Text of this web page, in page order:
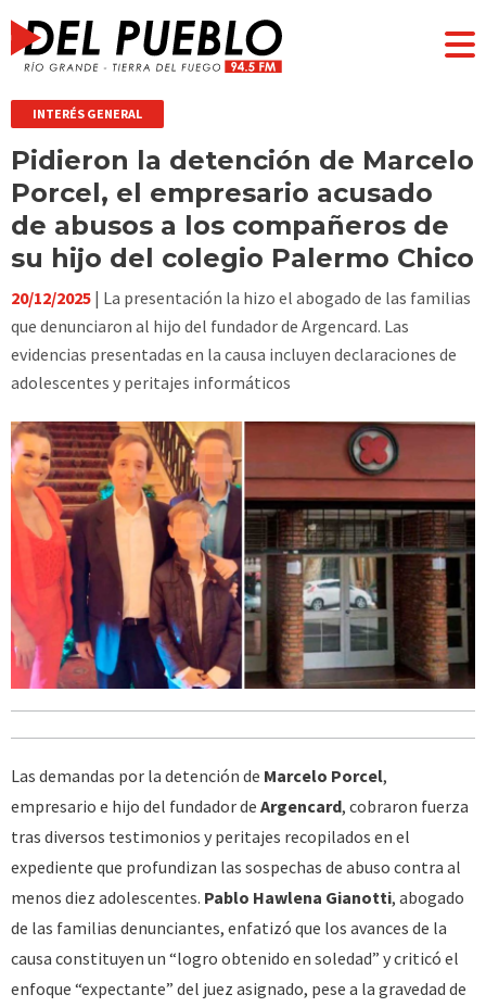
INTERÉS GENERAL
Pidieron la detención de Marcelo
Porcel, el empresario acusado
de abusos a los compañeros de
su hijo del colegio Palermo Chico
20/12/2025 | La presentación la hizo el abogado de las familias
que denunciaron al hijo del fundador de Argencard. Las
evidencias presentadas en la causa incluyen declaraciones de
adolescentes y peritajes informáticos
Las demandas por la detención de Marcelo Porcel,
empresario e hijo del fundador de Argencard, cobraron fuerza
tras diversos testimonios y peritajes recopilados en el
expediente que profundizan las sospechas de abuso contra al
menos diez adolescentes. Pablo Hawlena Gianotti, abogado
de las familias denunciantes, enfatizó que los avances de la
causa constituyen un “logro obtenido en soledad” y criticó el
enfoque “expectante” del juez asignado, pese a la gravedad de